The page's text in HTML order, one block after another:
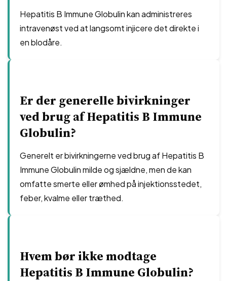
Hepatitis B Immune Globulin kan administreres
intravenøst ved at langsomt injicere det direkte i
en blodåre.
Er der generelle bivirkninger
ved brug af Hepatitis B Immune
Globulin?
Generelt er bivirkningerne ved brug af Hepatitis B
Immune Globulin milde og sjældne, men de kan
omfatte smerte eller ømhed på injektionsstedet,
feber, kvalme eller træthed.
Hvem bør ikke modtage
Hepatitis B Immune Globulin?